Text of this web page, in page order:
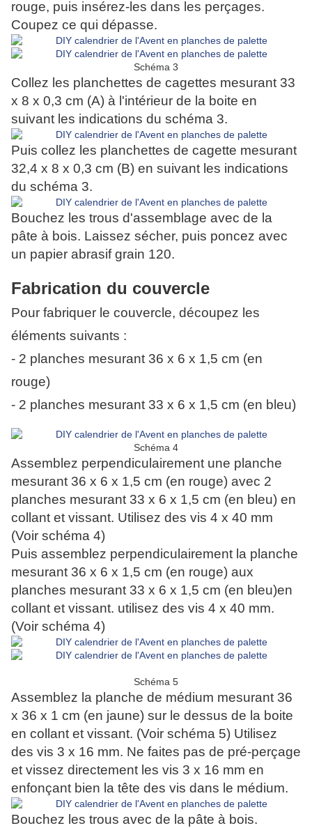
rouge, puis insérez-les dans les perçages.
Coupez ce qui dépasse.
Schéma 3
Collez les planchettes de cagettes mesurant 33
x 8 x 0,3 cm (A) à l'intérieur de la boite en
suivant les indications du schéma 3.
Puis collez les planchettes de cagette mesurant
32,4 x 8 x 0,3 cm (B) en suivant les indications
du schéma 3.
Bouchez les trous d'assemblage avec de la
pâte à bois. Laissez sécher, puis poncez avec
un papier abrasif grain 120.
Fabrication du couvercle
Pour fabriquer le couvercle, découpez les
éléments suivants :
- 2 planches mesurant 36 x 6 x 1,5 cm (en
rouge)
- 2 planches mesurant 33 x 6 x 1,5 cm (en bleu)
Schéma 4
Assemblez perpendiculairement une planche
mesurant 36 x 6 x 1,5 cm (en rouge) avec 2
planches mesurant 33 x 6 x 1,5 cm (en bleu) en
collant et vissant. Utilisez des vis 4 x 40 mm
(Voir schéma 4)
Puis assemblez perpendiculairement la planche
mesurant 36 x 6 x 1,5 cm (en rouge) aux
planches mesurant 33 x 6 x 1,5 cm (en bleu)en
collant et vissant. utilisez des vis 4 x 40 mm.
(Voir schéma 4)
Schéma 5
Assemblez la planche de médium mesurant 36
x 36 x 1 cm (en jaune) sur le dessus de la boite
en collant et vissant. (Voir schéma 5) Utilisez
des vis 3 x 16 mm. Ne faites pas de pré-perçage
et vissez directement les vis 3 x 16 mm en
enfonçant bien la tête des vis dans le médium.
Bouchez les trous avec de la pâte à bois.